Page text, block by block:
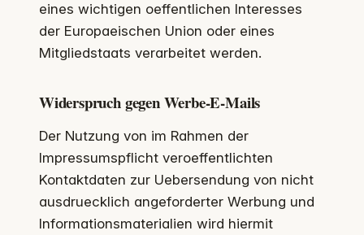
eines wichtigen oeffentlichen Interesses
der Europaeischen Union oder eines
Mitgliedstaats verarbeitet werden.
Widerspruch gegen Werbe-E-Mails
Der Nutzung von im Rahmen der
Impressumspflicht veroeffentlichten
Kontaktdaten zur Uebersendung von nicht
ausdruecklich angeforderter Werbung und
Informationsmaterialien wird hiermit